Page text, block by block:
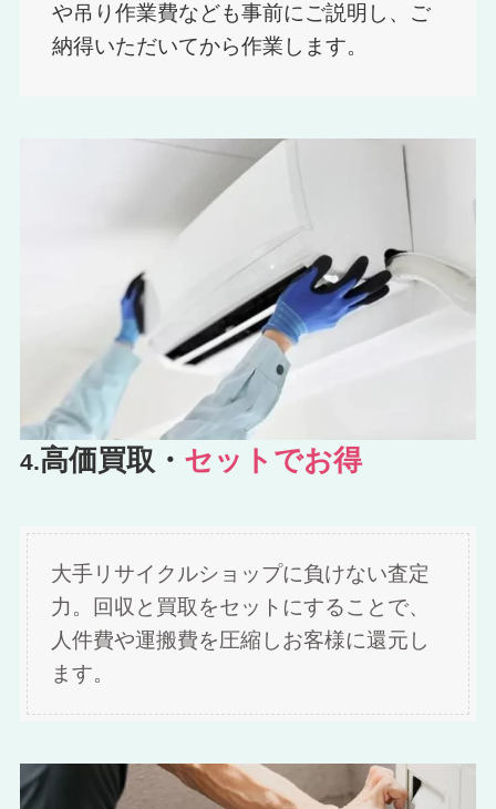
や吊り作業費なども事前にご説明し、ご
納得いただいてから作業します。
4.高価買取・ セットでお得
大手リサイクルショップに負けない査定
力。回収と買取をセットにすることで、
人件費や運搬費を圧縮しお客様に還元し
ます。